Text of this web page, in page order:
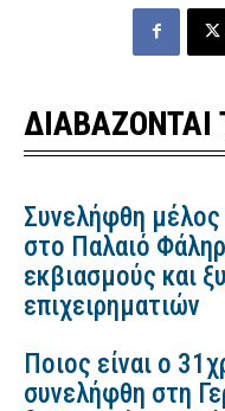
ΔΙΑΒΑΖΟΝΤΑΙ
Συνελήφθη
στο Παλαιό
εκβιασμούς και
επιχειρηματιών
Ποιος είναι ο
συνελήφθη στη